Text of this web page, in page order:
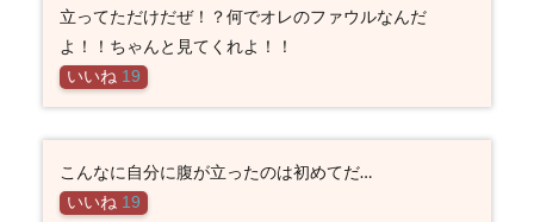
立ってただけだぜ！？何でオレのファウルなんだ
よ！！ちゃんと見てくれよ！！
いいね 19
こんなに自分に腹が立ったのは初めてだ…
いいね 19